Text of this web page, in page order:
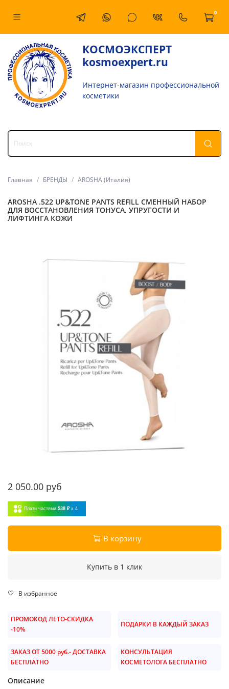
0
КОСМОЭКСПЕРТ
kosmoexpert.ru
Интернет-магазин профессиональной
косметики
Главная БРЕНДЫ AROSHA (Италия)
AROSHA .522 UP&TONE PANTS REFILL СМЕННЫЙ НАБОР
ДЛЯ ВОССТАНОВЛЕНИЯ ТОНУСА, УПРУГОСТИ И
ЛИФТИНГА КОЖИ
2 050.00 руб
Плати частями 538 ₽ x 4
В корзину
Купить в 1 клик
В избранное
ПРОМОКОД ЛЕТО-СКИДКА
-10%
ПОДАРКИ В КАЖДЫЙ ЗАКАЗ
ЗАКАЗ ОТ 5000 руб.- ДОСТАВКА
БЕСПЛАТНО
КОНСУЛЬТАЦИЯ
КОСМЕТОЛОГА БЕСПЛАТНО
Описание